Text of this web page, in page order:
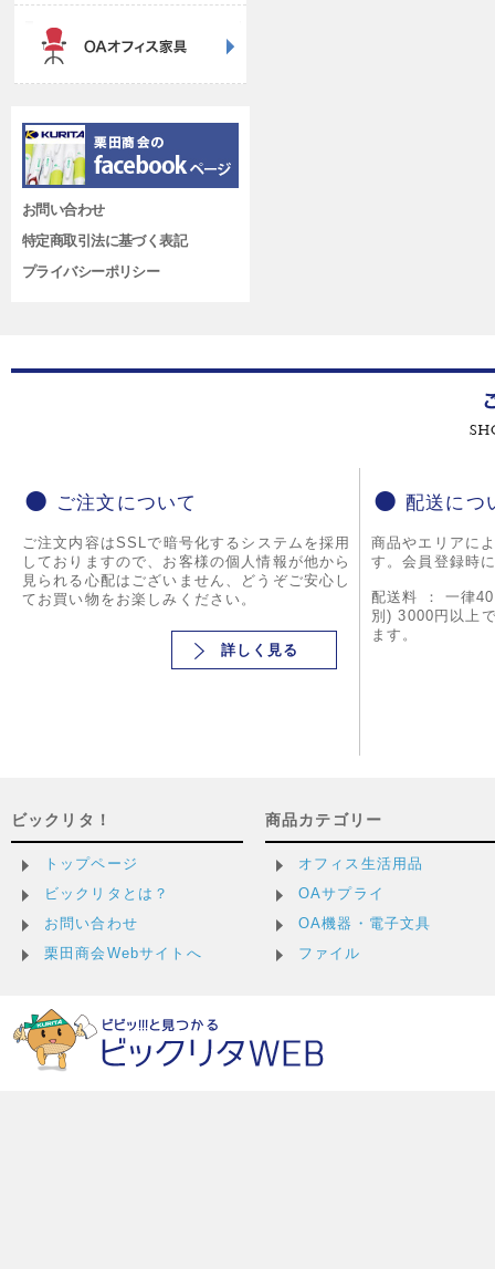
お問い合わせ
特定商取引法に基づく表記
プライバシーポリシー
ご注文について
ご注文内容はSSLで暗号化するシステムを採用
しておりますので、お客様の個人情報が他から
見られる心配はございません、どうぞご安心し
てお買い物をお楽しみください。
詳しく見る
配送につ
商品やエリアに
す。会員登録時
配送料 ： 一律
別) 3000円以上
ます。
ビックリタ！
トップページ
ビックリタとは？
お問い合わせ
栗田商会Webサイトへ
商品カテゴリー
オフィス生活用品
OAサプライ
OA機器・電子文具
ファイル